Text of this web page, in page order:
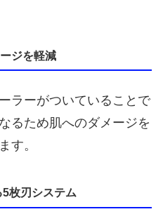
ジを軽減
ラーがついていることで
るため肌へのダメージを
す。
枚刃システム